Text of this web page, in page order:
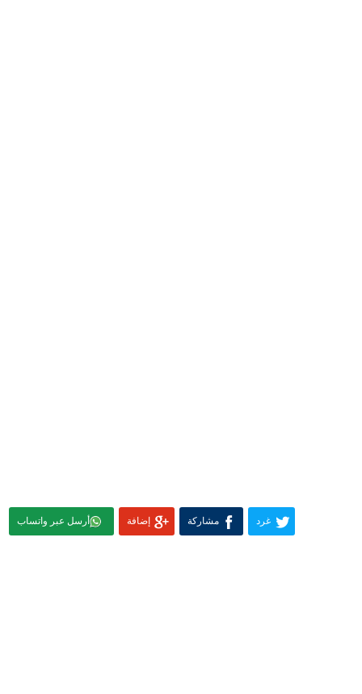
غرد مشاركة إضافة أرسل عبر واتساب